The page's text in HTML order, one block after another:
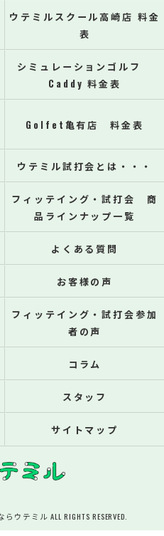
ウテミルスクール高崎店 料金
表
シミュレーションゴルフ
Caddy 料金表
Golfet亀有店 料金表
ウテミル試打会とは・・・
フィッテイング・試打会 商
品ラインナップ一覧
よくある質問
お客様の声
フィッテイング・試打会参加
者の声
コラム
スタッフ
サイトマップ
テミル ALL RIGHTS RESERVED.